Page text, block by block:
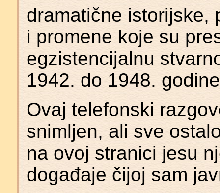
dramatične istorijske,
i promene koje su
egzistencijalnu
1942. do 1948.
Ovaj telefonski
snimljen, ali sve
na ovoj stranici jesu
događaje čijoj sam